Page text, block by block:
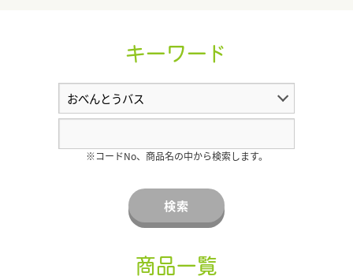
キーワード
※コードNo、商品名の中から検索します。
検索
商品一覧